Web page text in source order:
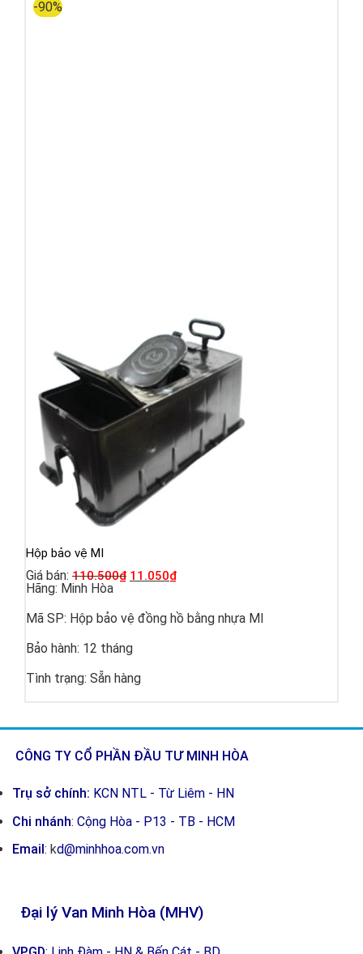
-90%
Hộp bảo vệ MI
Giá bán: 110.500₫ 11.050₫
Hãng: Minh Hòa
Mã SP: Hộp bảo vệ đồng hồ bằng nhựa MI
Bảo hành: 12 tháng
Tình trạng: Sẵn hàng
CÔNG TY CỔ PHẦN ĐẦU TƯ MINH HÒA
Trụ sở chính: KCN NTL - Từ Liêm - HN
Chi nhánh: Cộng Hòa - P13 - TB - HCM
Email : kd@minhhoa.com.vn
Đại lý Van Minh Hòa (MHV)